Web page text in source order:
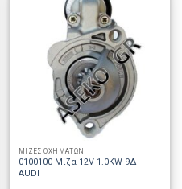
ΜΙΖΕΣ ΟΧΗΜΑΤΩΝ
0100100 Μίζα 12V 1.0KW 9Δ
AUDI